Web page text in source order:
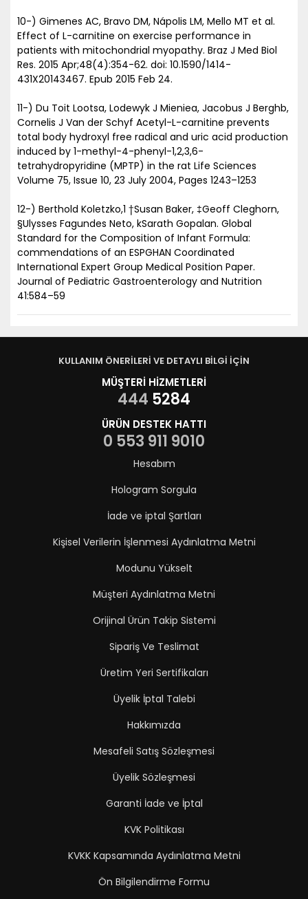
10-) Gimenes AC, Bravo DM, Nápolis LM, Mello MT et al.
Effect of L-carnitine on exercise performance in
patients with mitochondrial myopathy. Braz J Med Biol
Res. 2015 Apr;48(4):354-62. doi: 10.1590/1414-
431X20143467. Epub 2015 Feb 24.
11-) Du Toit Lootsa, Lodewyk J Mieniea, Jacobus J Berghb,
Cornelis J Van der Schyf Acetyl-L-carnitine prevents
total body hydroxyl free radical and uric acid production
induced by 1-methyl-4-phenyl-1,2,3,6-
tetrahydropyridine (MPTP) in the rat Life Sciences
Volume 75, Issue 10, 23 July 2004, Pages 1243–1253
12-) Berthold Koletzko,1 †Susan Baker, ‡Geoff Cleghorn,
§Ulysses Fagundes Neto, kSarath Gopalan. Global
Standard for the Composition of Infant Formula:
commendations of an ESPGHAN Coordinated
International Expert Group Medical Position Paper.
Journal of Pediatric Gastroenterology and Nutrition
41:584–59
KULLANIM ÖNERİLERİ VE DETAYLI BİLGİ İÇİN
MÜŞTERİ HİZMETLERİ
444 5284
ÜRÜN DESTEK HATTI
0 553 911 9010
Hesabım
Hologram Sorgula
İade ve iptal Şartları
Kişisel Verilerin İşlenmesi Aydınlatma Metni
Modunu Yükselt
Müşteri Aydınlatma Metni
Orijinal Ürün Takip Sistemi
Sipariş Ve Teslimat
Üretim Yeri Sertifikaları
Üyelik İptal Talebi
Hakkımızda
Mesafeli Satış Sözleşmesi
Üyelik Sözleşmesi
Garanti İade ve İptal
KVK Politikası
KVKK Kapsamında Aydınlatma Metni
Ön Bilgilendirme Formu